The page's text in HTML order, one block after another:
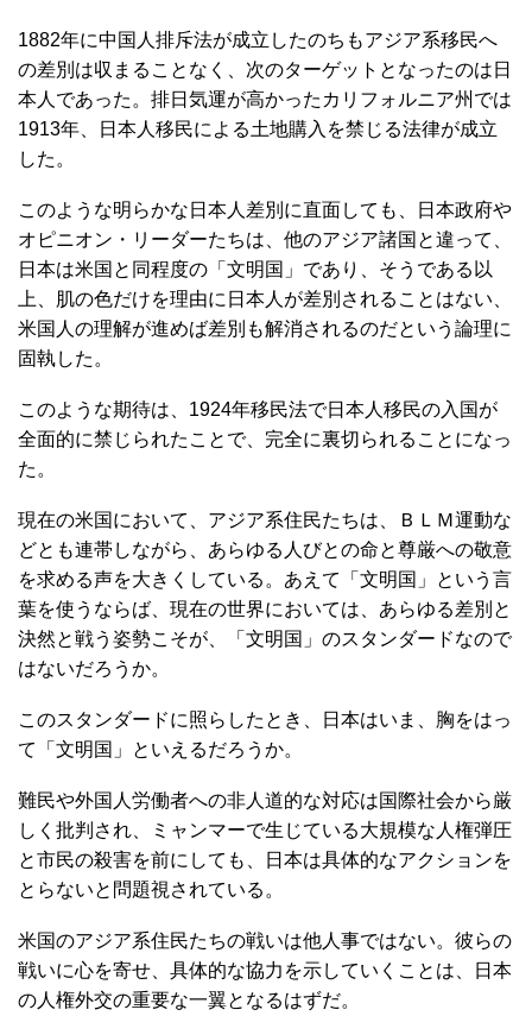
1882年に中国人排斥法が成立したのちもアジア系移民へ
の差別は収まることなく、次のターゲットとなったのは日
本人であった。排日気運が高かったカリフォルニア州では
1913年、日本人移民による土地購入を禁じる法律が成立
した。
このような明らかな日本人差別に直面しても、日本政府や
オピニオン・リーダーたちは、他のアジア諸国と違って、
日本は米国と同程度の「文明国」であり、そうである以
上、肌の色だけを理由に日本人が差別されることはない、
米国人の理解が進めば差別も解消されるのだという論理に
固執した。
このような期待は、1924年移民法で日本人移民の入国が
全面的に禁じられたことで、完全に裏切られることになっ
た。
現在の米国において、アジア系住民たちは、ＢＬＭ運動な
どとも連帯しながら、あらゆる人びとの命と尊厳への敬意
を求める声を大きくしている。あえて「文明国」という言
葉を使うならば、現在の世界においては、あらゆる差別と
決然と戦う姿勢こそが、「文明国」のスタンダードなので
はないだろうか。
このスタンダードに照らしたとき、日本はいま、胸をはっ
て「文明国」といえるだろうか。
難民や外国人労働者への非人道的な対応は国際社会から厳
しく批判され、ミャンマーで生じている大規模な人権弾圧
と市民の殺害を前にしても、日本は具体的なアクションを
とらないと問題視されている。
米国のアジア系住民たちの戦いは他人事ではない。彼らの
戦いに心を寄せ、具体的な協力を示していくことは、日本
の人権外交の重要な一翼となるはずだ。